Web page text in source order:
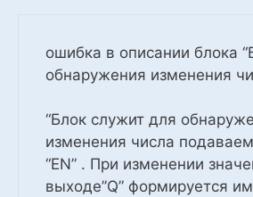
ошибка в описании блока
обнаружения изменения
“Блок служит для
изменения числа
“EN” . При изменении
выходе”Q” формируется